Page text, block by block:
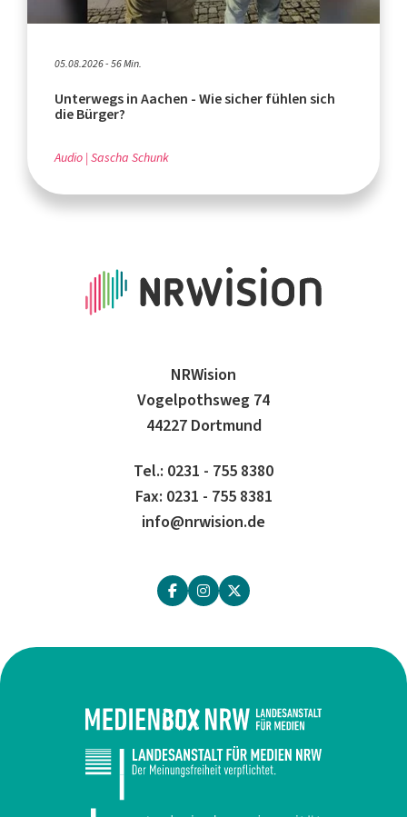
05.08.2026 - 56 Min.
Unterwegs in Aachen - Wie sicher fühlen sich
die Bürger?
Audio Sascha Schunk
NRWision
Vogelpothsweg 74
44227 Dortmund
Tel.: 0231 - 755 8380
Fax: 0231 - 755 8381
info@nrwision.de